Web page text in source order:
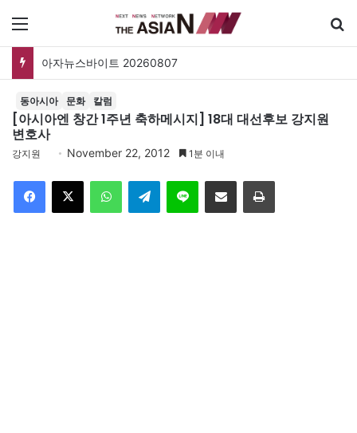
아자뉴스바이트 20260807
동아시아 문화 칼럼
[아시아엔 창간 1주년 축하메시지] 18대 대선후보 강지원
변호사
강지원 November 22, 2012 1분 이내
Telegram 이메일